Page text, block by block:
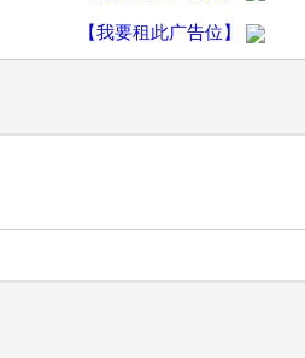
【我要租此广告位】